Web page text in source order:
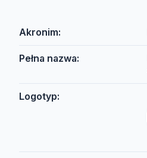
Akronim:
Pełna nazwa:
Logotyp: